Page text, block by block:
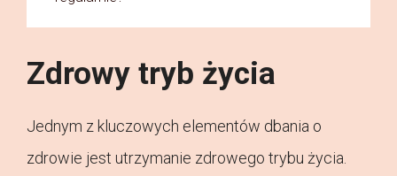
Zdrowy tryb życia
Jednym z kluczowych elementów dbania o
zdrowie jest utrzymanie zdrowego trybu życia.